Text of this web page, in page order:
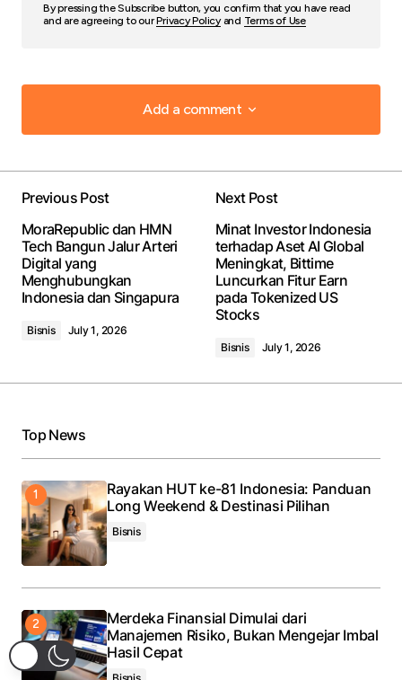
By pressing the Subscribe button, you confirm that you have read
and are agreeing to ourPrivacy Policyand Terms of Use
Add a comment
Add a comment
fields are marked*
Comment*
Save my name, email, and website in this browser
for the next time I comment.
Submit Comment
Previous Post
MoraRepublic dan HMN
Tech Bangun Jalur Arteri
Digital yang
Menghubungkan
Indonesia dan Singapura
Bisnis July 1, 2026
Next Post
Minat Investor Indonesia
terhadap Aset AI Global
Meningkat, Bittime
Luncurkan Fitur Earn
pada Tokenized US
Stocks
Bisnis July 1, 2026
Top News
Rayakan HUT ke-81 Indonesia: Panduan
Long Weekend & Destinasi Pilihan
Bisnis
Merdeka Finansial Dimulai dari
Manajemen Risiko, Bukan Mengejar Imbal
Hasil Cepat